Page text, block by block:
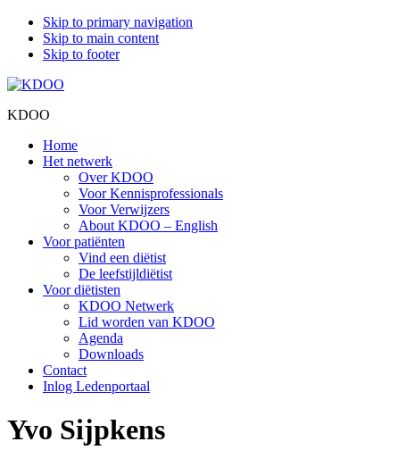
Skip to primary navigation
Skip to main content
Skip to footer
KDOO
Home
Het netwerk
Over KDOO
Voor Kennisprofessionals
Voor Verwijzers
About KDOO – English
Voor patiënten
Vind een diëtist
De leefstijldiëtist
Voor diëtisten
KDOO Netwerk
Lid worden van KDOO
Agenda
Downloads
Contact
Inlog Ledenportaal
Yvo Sijpkens